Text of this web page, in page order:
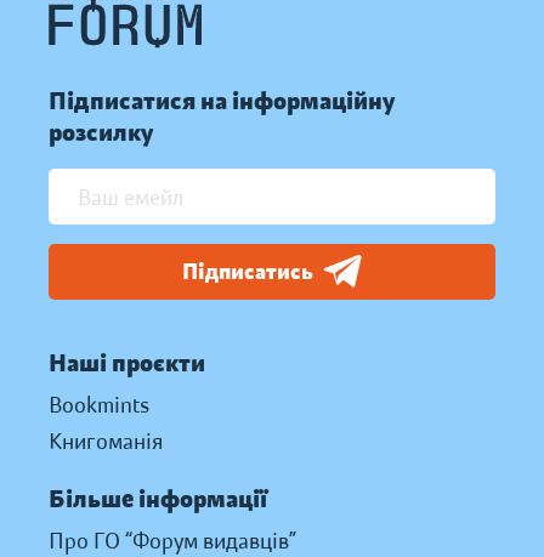
Підписатися на інформаційну
розсилку
Підписатись
Наші проєкти
Bookmints
Книгоманія
Більше інформації
Про ГО “Форум видавців”